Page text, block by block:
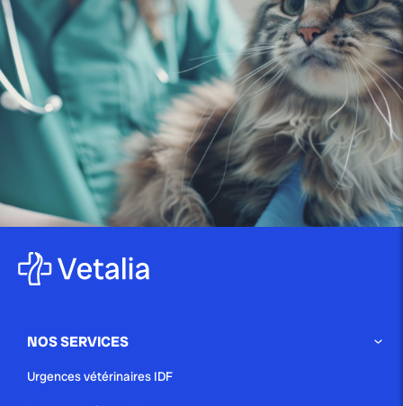
NOS SERVICES
Urgences vétérinaires IDF